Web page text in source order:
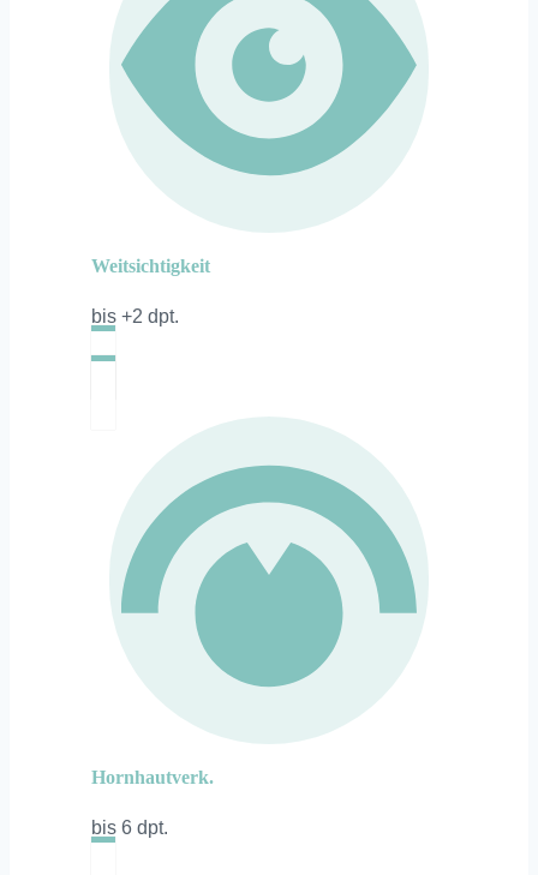
Weitsichtigkeit
bis +2 dpt.
Hornhautverk.
bis 6 dpt.